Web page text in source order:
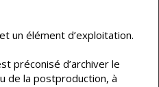
un élément d’exploitation.
préconisé d’archiver le
de la postproduction, à